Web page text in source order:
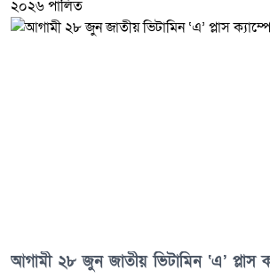
জাতি হিসেবে আমরা যে গণতান্ত্রিক, অর্থনৈতিক ও সামাজিক
অব্যাহত রাখতে আমাদের দৃঢ় সংকল্প নিতে হবে।
আগামী ২৮ জুন জাতীয় ভিটামিন ‘এ’ প্লাস